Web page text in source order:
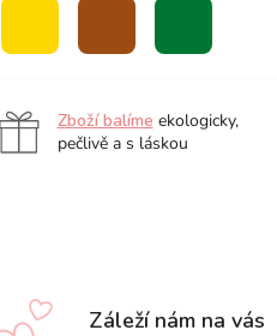
Zboží balíme ekologicky,
pečlivě a s láskou
Záleží nám na vás